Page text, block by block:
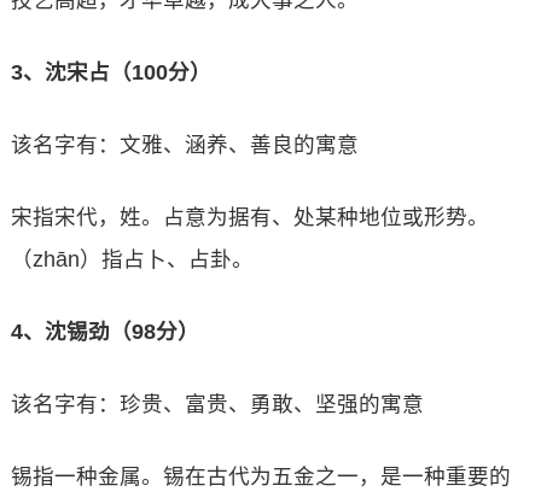
3、沈宋占（100分）
该名字有：文雅、涵养、善良的寓意
宋指宋代，姓。占意为据有、处某种地位或形势。
（zhān）指占卜、占卦。
4、沈锡劲（98分）
该名字有：珍贵、富贵、勇敢、坚强的寓意
锡指一种金属。锡在古代为五金之一，是一种重要的